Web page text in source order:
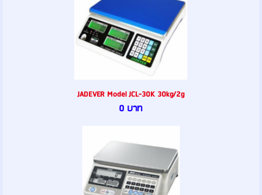
JADEVER Model JCL-30K 30kg/2g
0 บาท